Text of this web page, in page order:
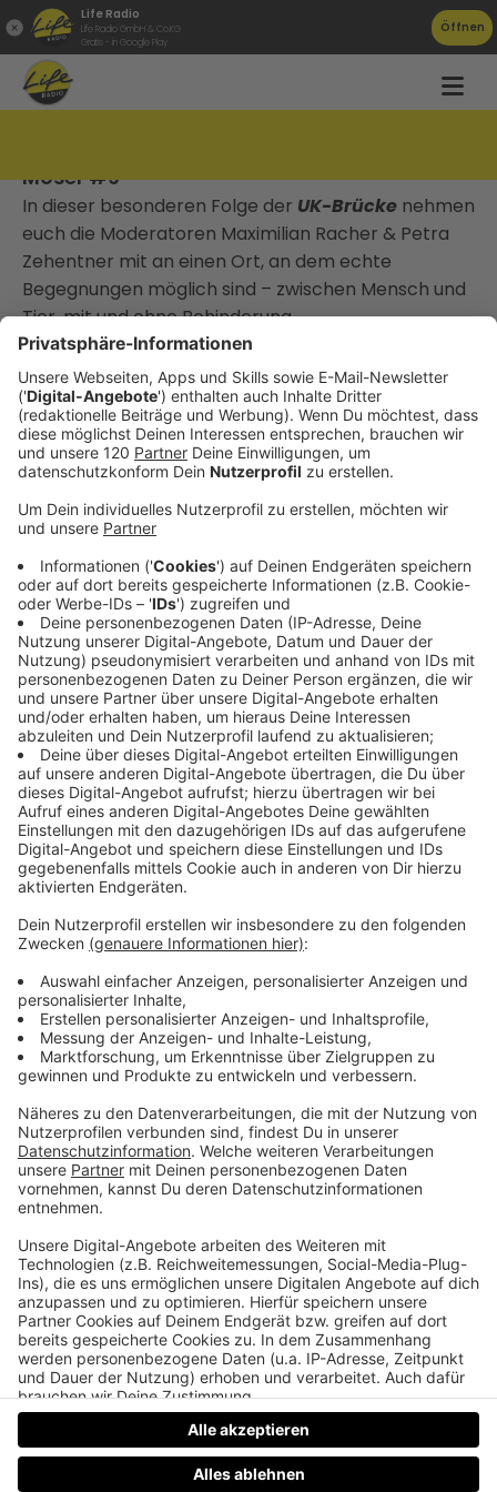
Life Radio
Life Radio GmbH & Co.KG
Gratis - in Google Play
Öffnen
Moser #9
In dieser besonderen Folge der UK-Brücke nehmen
euch die Moderatoren Maximilian Racher & Petra
Zehentner mit an einen Ort, an dem echte
Begegnungen möglich sind – zwischen Mensch und
Tier, mit und ohne Behinderung.
Wir sprechen mitIris Moser-Spitzenstätter
Gründerin des Begegnungshofs Moser, über ihre
inspirierende Arbeit, ihre Erlebnisse mit Kindern,
Jugendlichen und Tieren – und warum ihr Hof ein
Ort der Inklusion und des Vertrauens geworden ist.
Neben Einblicken in den Alltag auf dem Hof erzählt
Iris auch von ganz besonderen Erlebnissen in
Mexiko – die Arbeit mit Delfinen und Manatis
inklusive. Und natürlich sprechen wir auch darüber,
was solche Erfahrungen mit Menschen machen
können – emotional, therapeutisch und inklusiv
gedacht.
Eine Folge voller Herz, Tierliebe, Achtsamkeit und
UK-Momente in freier Natur.
Hier geht's zum Begegnungshof:
https://www.begegnungshof-moser.at
💬Unterstützte Kommunikation beginnt mit
dem richtigen Zugang:
Hier findest du Infos, Beratung & Geräte:
www.platus.at & kontaktiere uns unter
office@platus.at für ein kostenlosen Erprobungs-
bzw. Beratungstermin
🎓Mehr UK-Wissen gefällig?
Dann wirf einen Blick auf unseren Webkurs„Level
Dich erwarten praxisnahe Inhalte, moderne UK-
Impulse und echte Aha-Momente – für
Einsteiger:innen und Fortgeschrittene.
👉 Jetzt durchstarten: ( 50% Rabattcode: LWeb50)
https://levelupyouruk.coachy.net/level-up-your-
uk-academy/
DatenschutzImpressumAGBsJobsKontaktWerben